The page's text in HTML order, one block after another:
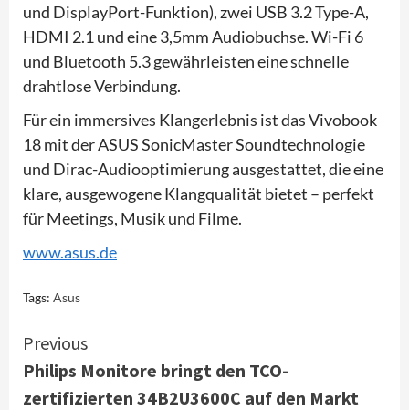
und DisplayPort-Funktion), zwei USB 3.2 Type-A,
HDMI 2.1 und eine 3,5mm Audiobuchse. Wi-Fi 6
und Bluetooth 5.3 gewährleisten eine schnelle
drahtlose Verbindung.
Für ein immersives Klangerlebnis ist das Vivobook
18 mit der ASUS SonicMaster Soundtechnologie
und Dirac-Audiooptimierung ausgestattet, die eine
klare, ausgewogene Klangqualität bietet – perfekt
für Meetings, Musik und Filme.
www.asus.de
Tags: Asus
Continue
Reading
Previous
Philips Monitore bringt den TCO-
zertifizierten 34B2U3600C auf den Markt